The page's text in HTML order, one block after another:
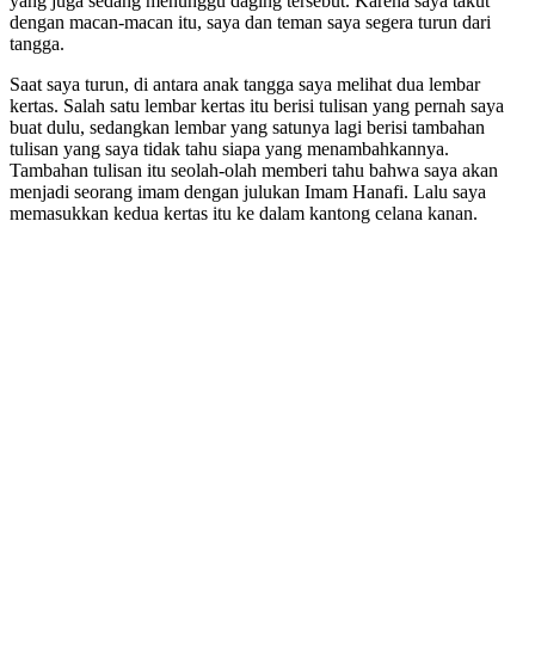
dengan macan-macan itu, saya dan teman saya segera turun dari
tangga.
Saat saya turun, di antara anak tangga saya melihat dua lembar
kertas. Salah satu lembar kertas itu berisi tulisan yang pernah saya
buat dulu, sedangkan lembar yang satunya lagi berisi tambahan
tulisan yang saya tidak tahu siapa yang menambahkannya.
Tambahan tulisan itu seolah-olah memberi tahu bahwa saya akan
menjadi seorang imam dengan julukan Imam Hanafi. Lalu saya
memasukkan kedua kertas itu ke dalam kantong celana kanan.